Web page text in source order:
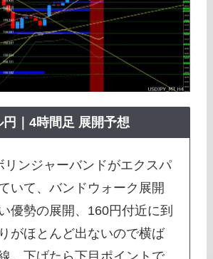
円｜4時間足 展開予想
リンジャーバンドがエクスパ
いて、バンドウォーク展開
優勢の展開、160円付近に到
がほとんど出ないので横ば
、下げたら下目ポイントで